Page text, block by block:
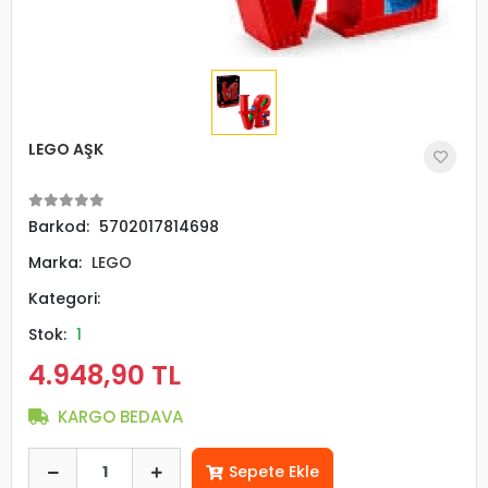
LEGO AŞK
Barkod: 5702017814698
Marka: LEGO
Kategori:
Stok: 1
4.948,90 TL
KARGO BEDAVA
Sepete Ekle